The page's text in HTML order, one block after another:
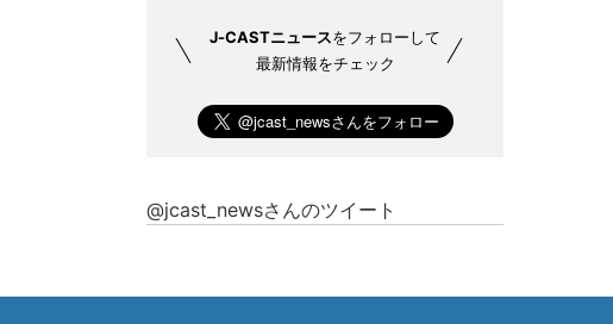
J-CASTニュースをフォローして
最新情報をチェック
@jcast_newsさんのツイート